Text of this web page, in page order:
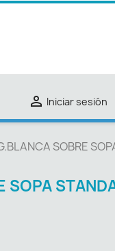
 Iniciar sesión
SOBRE
SOPA